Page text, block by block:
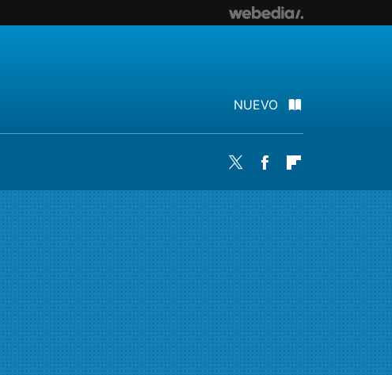
NUEVO
Twitter Facebook